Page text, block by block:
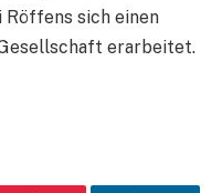
sich einen
erarbeitet.